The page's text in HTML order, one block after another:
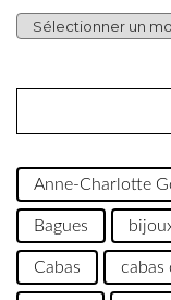
ARCHIVES…
Anne-Charlotte
Bagues
Cabas cabas